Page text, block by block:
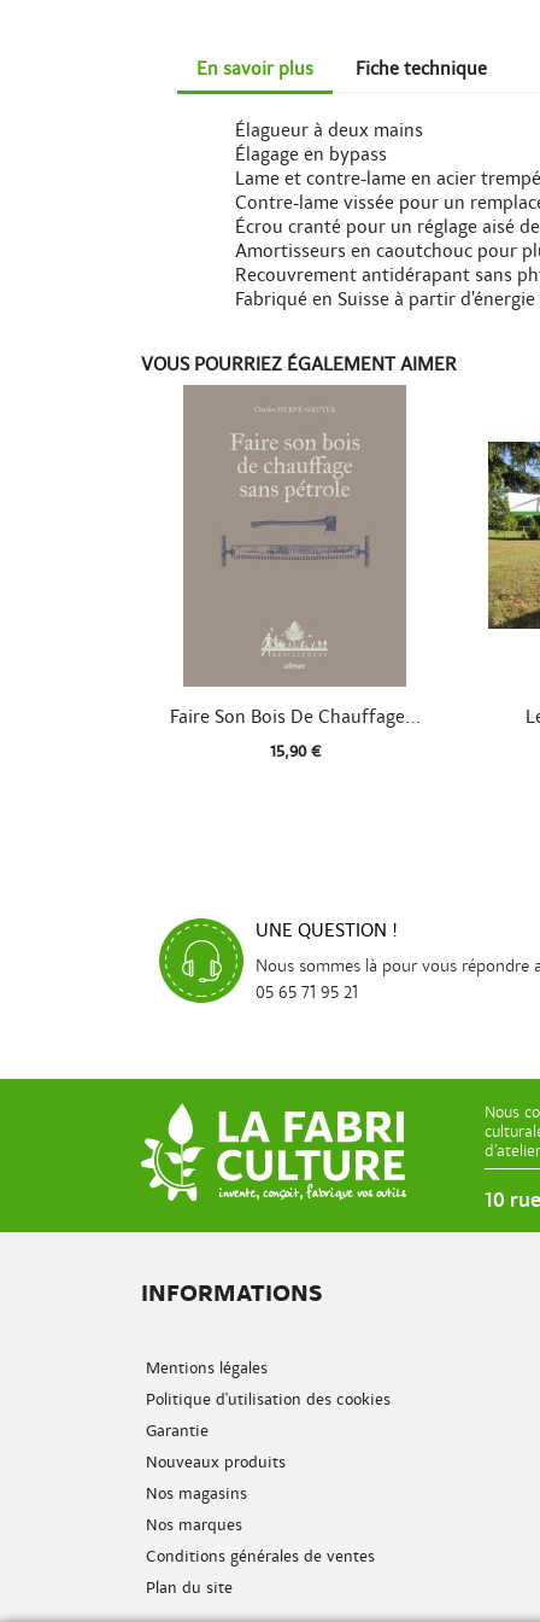
En savoir plus Fiche technique
Élagueur à deux mains
Élagage en bypass
Lame et contre-lame en acier trempé
Contre-lame vissée pour un
Écrou cranté pour un réglage aisé
Amortisseurs en caoutchouc pour
Recouvrement antidérapant sans
Fabriqué en Suisse à partir
VOUS POURRIEZ ÉGALEMENT AIMER
 Aperçu rapide
Faire Son Bois De Chauffage...
15,90 €
UNE QUESTION !
Nous sommes là pour vous répondre
05 65 71 95 21
Nous
10
INFORMATIONS
Mentions légales
Politique d'utilisation des cookies
Garantie
Nouveaux produits
Nos magasins
Nos marques
Conditions générales de ventes
Plan du site